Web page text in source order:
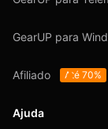
GearUP para
Afiliado Até 70%
Ajuda